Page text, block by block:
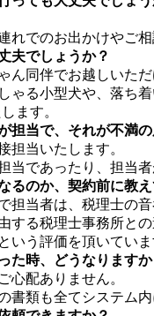
でのお出かけやご
夫でしょうか？
同伴でお越しいた
る小型犬や、落ち
ます。
当で、それが不満
担当いたします。
当であったり、担当
るのか、契約前に教
当者は、税理士の音
る税理士事務所と
いう評価を頂いていま
た時、どうなりますか
心配ありません。
書類も全てシステム